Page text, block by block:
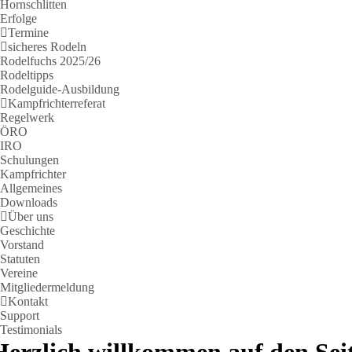
Hornschlitten
Erfolge
Termine
sicheres Rodeln
Rodelfuchs 2025/26
Rodeltipps
Rodelguide-Ausbildung
Kampfrichterreferat
Regelwerk
ÖRO
IRO
Schulungen
Kampfrichter
Allgemeines
Downloads
Über uns
Geschichte
Vorstand
Statuten
Vereine
Mitgliedermeldung
Kontakt
Support
Testimonials